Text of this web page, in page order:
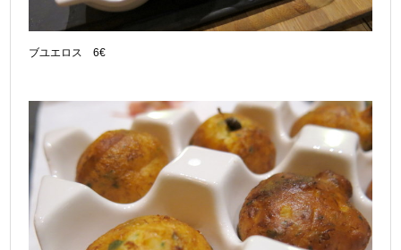
ブユエロス 6€